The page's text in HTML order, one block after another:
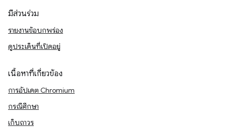
มีส่วนร่วม
รายงานข้อบกพร่อง
ดูประเด็นที่เปิดอยู่
เนื้อหาที่เกี่ยวข้อง
การอัปเดต Chromium
กรณีศึกษา
เก็บถาวร